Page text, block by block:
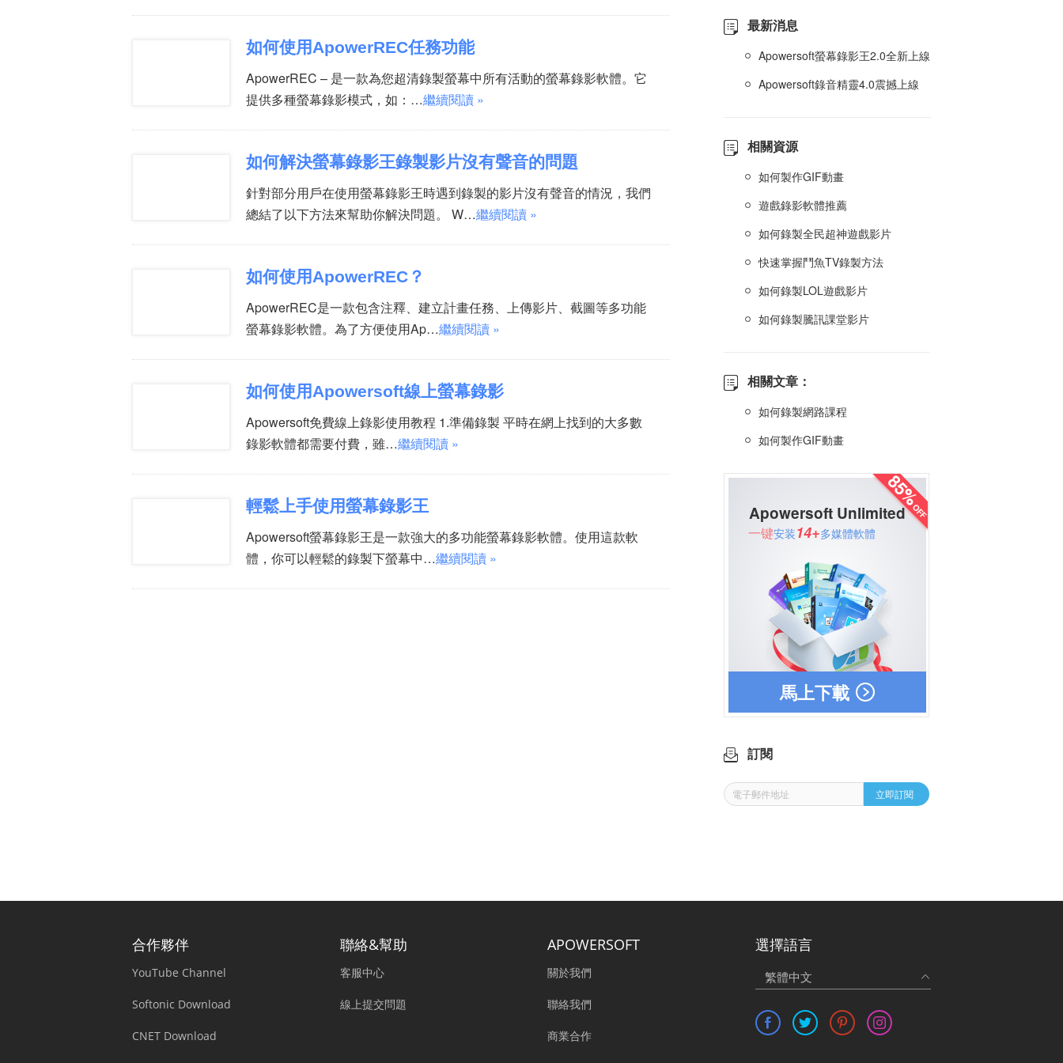
如何使用ApowerREC任務功能
ApowerREC – 是一款為您超清錄製螢幕中所有活動的螢幕錄影軟體。它
提供多種螢幕錄影模式，如：…繼續閱讀 »
如何解決螢幕錄影王錄製影片沒有聲音的問題
針對部分用戶在使用螢幕錄影王時遇到錄製的影片沒有聲音的情況，我們
總結了以下方法來幫助你解決問題。 W…繼續閱讀 »
如何使用ApowerREC？
ApowerREC是一款包含注釋、建立計畫任務、上傳影片、截圖等多功能
螢幕錄影軟體。為了方便使用Ap…繼續閱讀 »
如何使用Apowersoft線上螢幕錄影
Apowersoft免費線上錄影使用教程 1.準備錄製 平時在網上找到的大多數
錄影軟體都需要付費，雖…繼續閱讀 »
輕鬆上手使用螢幕錄影王
Apowersoft螢幕錄影王是一款強大的多功能螢幕錄影軟體。使用這款軟
體，你可以輕鬆的錄製下螢幕中…繼續閱讀 »
最新消息
Apowersoft螢幕錄影王2.0全新上線
Apowersoft錄音精靈4.0震撼上線
相關資源
如何製作GIF動畫
遊戲錄影軟體推薦
如何錄製全民超神遊戲影片
快速掌握鬥魚TV錄製方法
如何錄製LOL遊戲影片
如何錄製騰訊課堂影片
相關文章：
如何錄製網路課程
如何製作GIF動畫
馬上下載
Apowersoft Unlimited
一键安装14+多媒體軟體
訂閱
立即訂閱
合作夥伴
YouTube Channel
Softonic Download
CNET Download
聯絡&幫助
客服中心
線上提交問題
APOWERSOFT
關於我們
聯絡我們
商業合作
選擇語言